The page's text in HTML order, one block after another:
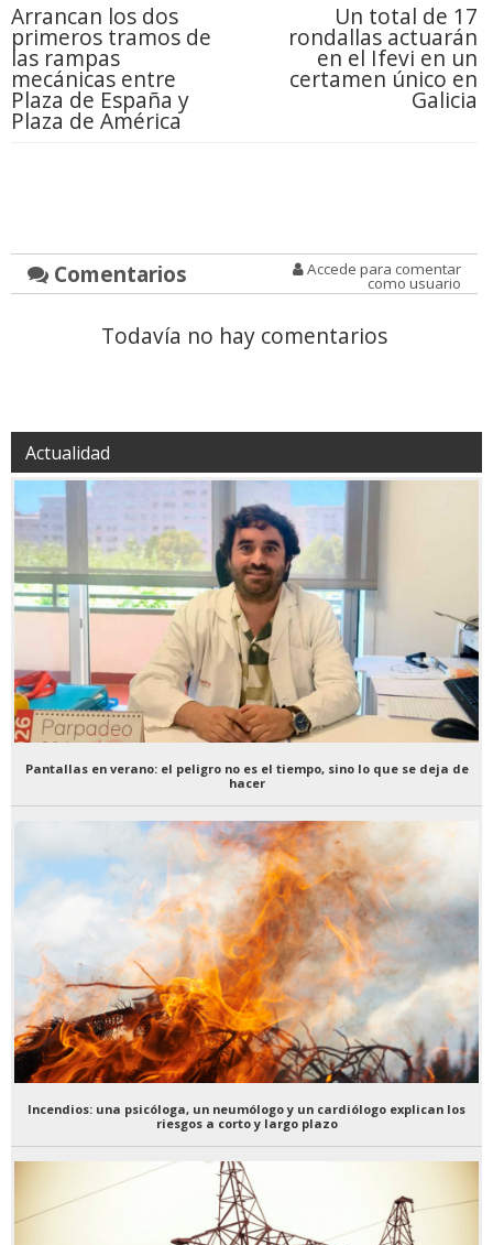
Arrancan los dos
primeros tramos de
las rampas
mecánicas entre
Plaza de España y
Plaza de América
Un total de 17
rondallas actuarán
en el Ifevi en un
certamen único en
Galicia
Comentarios Accede para comentar
como usuario
Todavía no hay comentarios
Actualidad
Pantallas en verano: el peligro no es el tiempo, sino lo que se deja de
hacer
Incendios: una psicóloga, un neumólogo y un cardiólogo explican los
riesgos a corto y largo plazo